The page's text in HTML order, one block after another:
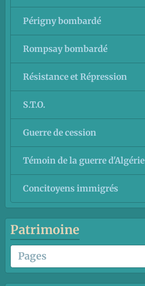
Périgny bombardé
Rompsay bombardé
Résistance et Répression
S.T.O.
Guerre de cession
Témoin de la guerre d'Algérie
Concitoyens immigrés
Patrimoine